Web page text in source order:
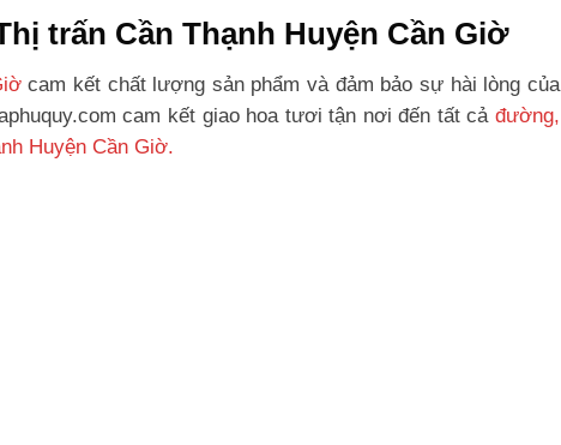
trấn Cần Thạnh Huyện Cần Giờ
cam kết chất lượng sản phẩm và đảm bảo sự hài lòng của
cam kết giao hoa tươi tận nơi đến tất cả đường,
Huyện Cần Giờ.